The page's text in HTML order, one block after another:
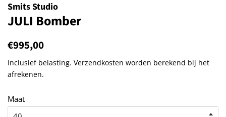
Smits Studio
JULI Bomber
Normale
€995,00
Inclusief belasting. Verzendkosten worden berekend bij het
afrekenen.
Maat